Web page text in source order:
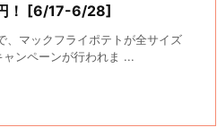
！ [6/17-6/28]
、マックフライポテトが全サイズ
ンペーンが行われま ...